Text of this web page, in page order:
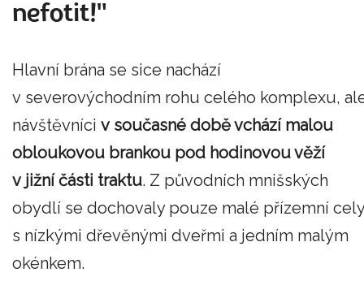
nefotit!"
Hlavní brána se sice nachází
v severovýchodním rohu celého komplexu,
návštěvníci v současné době vchází malou
obloukovou brankou pod hodinovou věží
v jižní části traktu. Z původních mnišských
obydlí se dochovaly pouze malé přízemní cely
s nízkými dřevěnými dveřmi a jedním malým
okénkem.